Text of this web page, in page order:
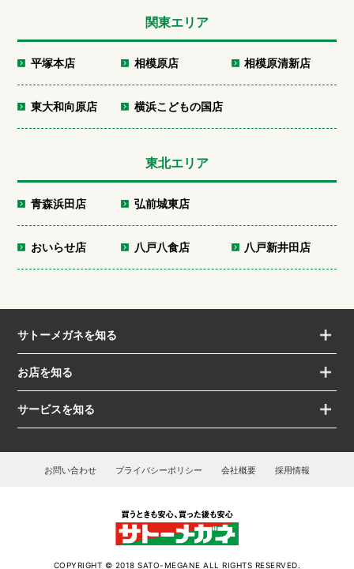
関東エリア
平塚本店 相模原店 相模原清新店
東大和向原店 横浜こどもの国店
東北エリア
青森浜田店 弘前城東店
おいらせ店 八戸八食店 八戸新井田店
サトーメガネを知る
お店を知る
サービスを知る
お問い合わせ プライバシーポリシー 会社概要 採用情報
COPYRIGHT © 2018 SATO-MEGANE ALL RIGHTS RESERVED.